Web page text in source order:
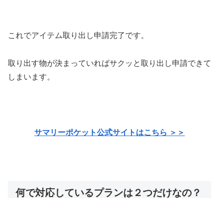
これでアイテム取り出し申請完了です。
取り出す物が決まっていればサクッと取り出し申請できて
しまいます。
サマリーポケット公式サイトはこちら ＞＞
何で対応しているプランは２つだけなの？